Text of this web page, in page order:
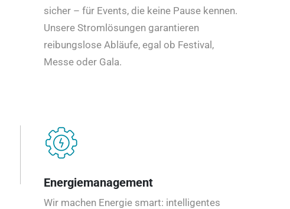
sicher – für Events, die keine Pause kennen.
Unsere Stromlösungen garantieren
reibungslose Abläufe, egal ob Festival,
Messe oder Gala.
Energiemanagement
Wir machen Energie smart: intelligentes